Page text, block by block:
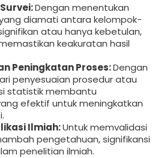
Dengan menentukan
diamati antara kelompok-
atau hanya kebetulan,
keakuratan hasil
Peningkatan Proses:Dengan
penyesuaian prosedur atau
statistik membantu
efektif untuk meningkatkan
Ilmiah:Untuk memvalidasi
pengetahuan, signifikansi
penelitian ilmiah.